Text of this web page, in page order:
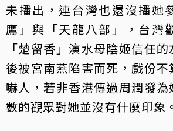
未播出，連台灣也還沒播她
鷹」與「天龍八部」，台灣
「楚留香」演水母陰姬信任
後被宮南燕陷害而死，戲份
嚇人，若非香港傳過周潤發
數的觀眾對她並沒有什麼印象。